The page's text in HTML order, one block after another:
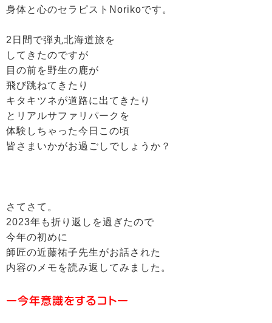
身体と心のセラピストNorikoです。
2日間で弾丸北海道旅を
してきたのですが
目の前を野生の鹿が
飛び跳ねてきたり
キタキツネが道路に出てきたり
とリアルサファリパークを
体験しちゃった今日この頃
皆さまいかがお過ごしでしょうか？
さてさて。
2023年も折り返しを過ぎたので
今年の初めに
師匠の近藤祐子先生がお話された
内容のメモを読み返してみました。
ー今年意識をするコトー